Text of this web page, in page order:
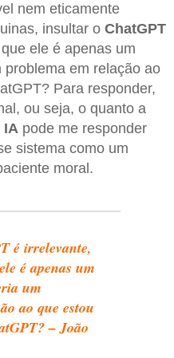
nem eticamente
insultar o ChatGPT
ele é apenas um
em relação ao
Para responder,
ou seja, o quanto a
IA pode me responder
sistema como um
moral.
é irrelevante,
é apenas um
um
ao que estou
– João